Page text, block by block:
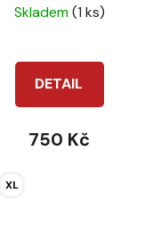
Skladem(1 ks)
DETAIL
750 Kč
XL